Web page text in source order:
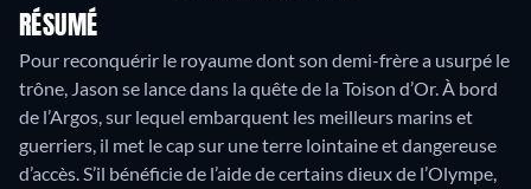
RÉSUMÉ
Pour reconquérir le royaume dont son demi-frère a usurpé le
trône, Jason se lance dans la quête de la Toison d’Or. À bord
de l’Argos, sur lequel embarquent les meilleurs marins et
guerriers, il met le cap sur une terre lointaine et dangereuse
d’accès. S’il bénéficie de l’aide de certains dieux de l’Olympe,